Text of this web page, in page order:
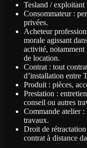
Tesland /
Consommateur :
privées.
Acheteur
morale agissant
activité, notamment
de location.
Contrat : tout
d’installation entre
Produit : pièces,
Prestation :
conseil ou autres
Commande atelier :
travaux.
Droit de
contrat à distance